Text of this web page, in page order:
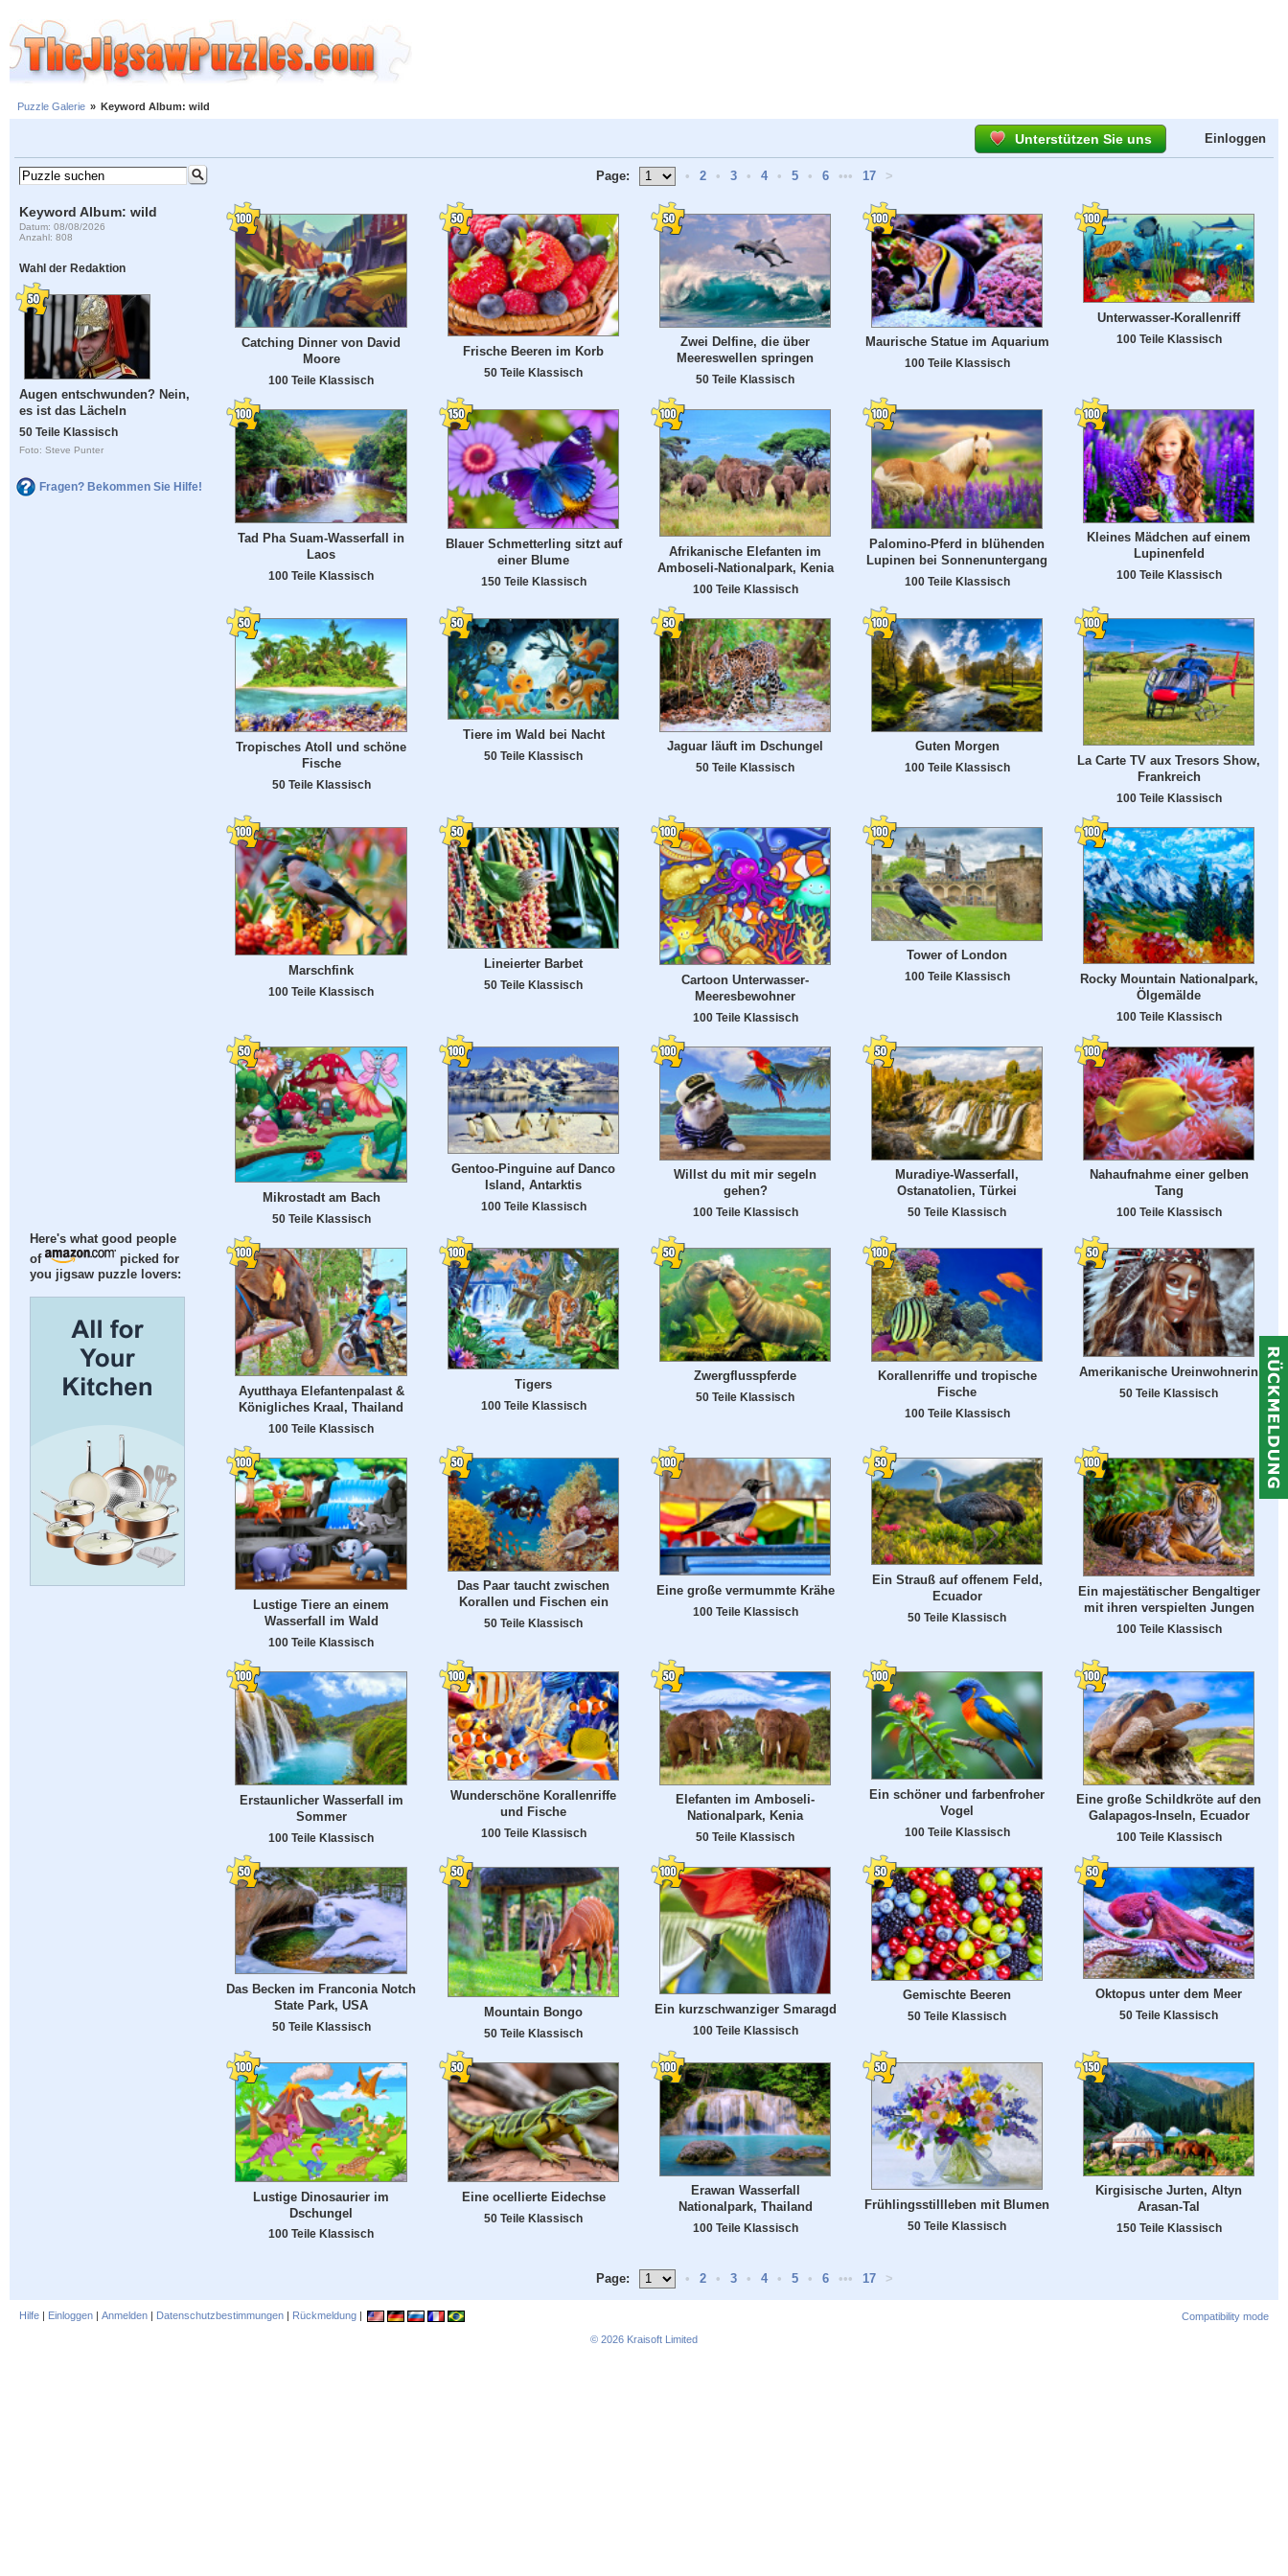
Puzzle Galerie » Keyword Album: wild
Unterstützen Sie uns Einloggen
Keyword Album: wild
Datum: 08/08/2026
Anzahl: 808
Wahl der Redaktion
Augen entschwunden? Nein,
es ist das Lächeln
50 Teile Klassisch
Foto: Steve Punter
Fragen? Bekommen Sie Hilfe!
Here's what good people
of
picked for
you jigsaw puzzle lovers:
Page: • 2 • 3 • 4 • 5 • 6 ••• 17 >
Catching Dinner von David
Moore
100 Teile Klassisch
Frische Beeren im Korb
50 Teile Klassisch
Zwei Delfine, die über
Meereswellen springen
50 Teile Klassisch
Maurische Statue im Aquarium
100 Teile Klassisch
Unterwasser-Korallenriff
100 Teile Klassisch
Tad Pha Suam-Wasserfall in
Laos
100 Teile Klassisch
Blauer Schmetterling sitzt auf
einer Blume
150 Teile Klassisch
Afrikanische Elefanten im
Amboseli-Nationalpark, Kenia
100 Teile Klassisch
Palomino-Pferd in blühenden
Lupinen bei Sonnenuntergang
100 Teile Klassisch
Kleines Mädchen auf einem
Lupinenfeld
100 Teile Klassisch
Tropisches Atoll und schöne
Fische
50 Teile Klassisch
Tiere im Wald bei Nacht
50 Teile Klassisch
Jaguar läuft im Dschungel
50 Teile Klassisch
Guten Morgen
100 Teile Klassisch
La Carte TV aux Tresors Show,
Frankreich
100 Teile Klassisch
Marschfink
100 Teile Klassisch
Lineierter Barbet
50 Teile Klassisch
Cartoon Unterwasser-
Meeresbewohner
100 Teile Klassisch
Tower of London
100 Teile Klassisch
Rocky Mountain Nationalpark,
Ölgemälde
100 Teile Klassisch
Mikrostadt am Bach
50 Teile Klassisch
Gentoo-Pinguine auf Danco
Island, Antarktis
100 Teile Klassisch
Willst du mit mir segeln
gehen?
100 Teile Klassisch
Muradiye-Wasserfall,
Ostanatolien, Türkei
50 Teile Klassisch
Nahaufnahme einer gelben
Tang
100 Teile Klassisch
Ayutthaya Elefantenpalast &
Königliches Kraal, Thailand
100 Teile Klassisch
Tigers
100 Teile Klassisch
Zwergflusspferde
50 Teile Klassisch
Korallenriffe und tropische
Fische
100 Teile Klassisch
Amerikanische Ureinwohnerin
50 Teile Klassisch
Lustige Tiere an einem
Wasserfall im Wald
100 Teile Klassisch
Das Paar taucht zwischen
Korallen und Fischen ein
50 Teile Klassisch
Eine große vermummte Krähe
100 Teile Klassisch
Ein Strauß auf offenem Feld,
Ecuador
50 Teile Klassisch
Ein majestätischer Bengaltiger
mit ihren verspielten Jungen
100 Teile Klassisch
Erstaunlicher Wasserfall im
Sommer
100 Teile Klassisch
Wunderschöne Korallenriffe
und Fische
100 Teile Klassisch
Elefanten im Amboseli-
Nationalpark, Kenia
50 Teile Klassisch
Ein schöner und farbenfroher
Vogel
100 Teile Klassisch
Eine große Schildkröte auf den
Galapagos-Inseln, Ecuador
100 Teile Klassisch
Das Becken im Franconia Notch
State Park, USA
50 Teile Klassisch
Mountain Bongo
50 Teile Klassisch
Ein kurzschwanziger Smaragd
100 Teile Klassisch
Gemischte Beeren
50 Teile Klassisch
Oktopus unter dem Meer
50 Teile Klassisch
Lustige Dinosaurier im
Dschungel
100 Teile Klassisch
Eine ocellierte Eidechse
50 Teile Klassisch
Erawan Wasserfall
Nationalpark, Thailand
100 Teile Klassisch
Frühlingsstillleben mit Blumen
50 Teile Klassisch
Kirgisische Jurten, Altyn
Arasan-Tal
150 Teile Klassisch
Page: • 2 • 3 • 4 • 5 • 6 ••• 17 >
Hilfe | Einloggen | Anmelden | Datenschutzbestimmungen | Rückmeldung |
Compatibility mode
© 2026 Kraisoft Limited